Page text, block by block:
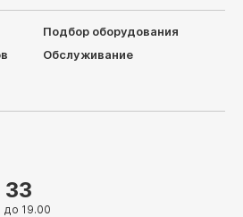
Подбор оборудования
Обслуживание
33
до 19.00